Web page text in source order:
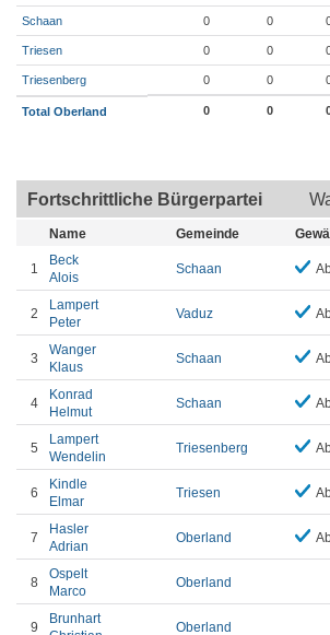
Schaan 0 0
Triesen 0 0
Triesenberg 0 0
Total Oberland 0 0
Fortschrittliche Bürgerpartei
Name Gemeinde
1
Beck
Alois
Schaan
2
Lampert
Peter
Vaduz
3
Wanger
Klaus
Schaan
4
Konrad
Helmut
Schaan
5
Lampert
Wendelin
Triesenberg
6
Kindle
Elmar
Triesen
7
Hasler
Adrian
Oberland
8
Ospelt
Marco
Oberland
9
Brunhart
Oberland